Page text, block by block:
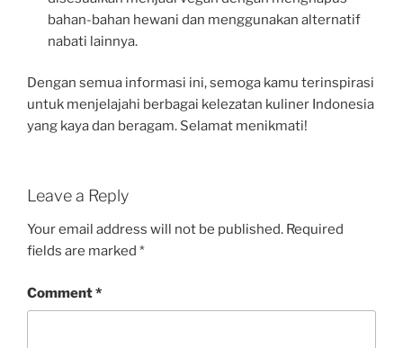
bahan-bahan hewani dan menggunakan alternatif
nabati lainnya.
Dengan semua informasi ini, semoga kamu terinspirasi
untuk menjelajahi berbagai kelezatan kuliner Indonesia
yang kaya dan beragam. Selamat menikmati!
Leave a Reply
Your email address will not be published. Required
fields are marked *
Comment*